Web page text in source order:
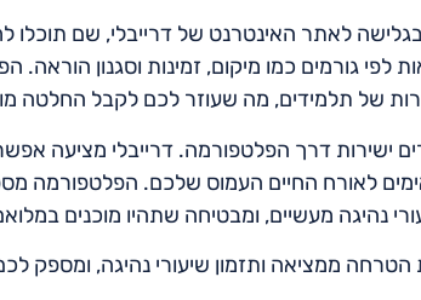
לאתר האינטרנט של דרייבלי, שם
לפי גורמים כמו מיקום, זמינות וסגנון הוראה.
של תלמידים, מה שעוזר לכם לקבל החלטה
ישירות דרך הפלטפורמה. דרייבלי מציעה
לאורח החיים העמוס שלכם. הפלטפורמה
נהיגה מעשיים, ומבטיחה שתהיו מוכנים
הטרחה ממציאה ותזמון שיעורי נהיגה, ומספק